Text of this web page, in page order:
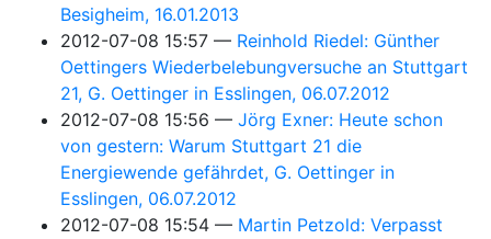
Besigheim, 16.01.2013
2012-07-08 15:57
Reinhold Riedel: Günther
Oettingers Wiederbelebungversuche an Stuttgart
21, G. Oettinger in Esslingen, 06.07.2012
2012-07-08 15:56
Jörg Exner: Heute schon
von gestern: Warum Stuttgart 21 die
Energiewende gefährdet, G. Oettinger in
Esslingen, 06.07.2012
2012-07-08 15:54
Martin Petzold: Verpasst